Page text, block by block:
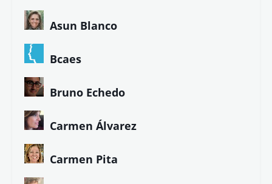
Asun Blanco
Bcaes
Bruno Echedo
Carmen Álvarez
Carmen Pita